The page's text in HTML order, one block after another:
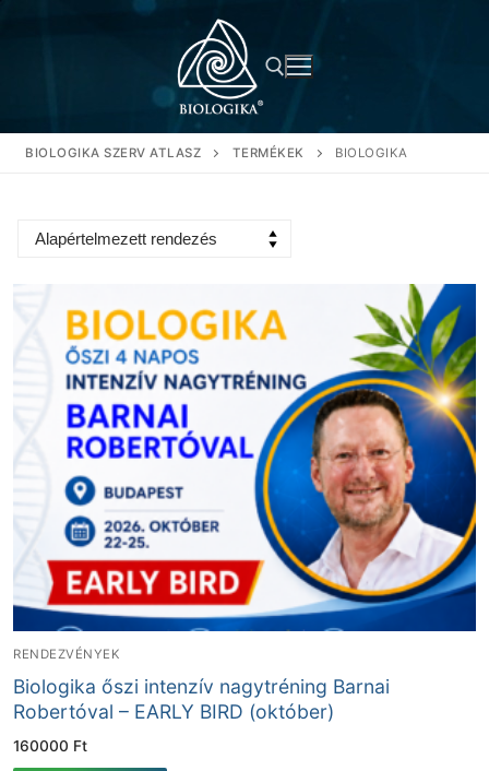
Keresése:
BIOLOGIKA SZERV ATLASZ TERMÉKEK BIOLOGIKA
RENDEZVÉNYEK
Biologika őszi intenzív nagytréning Barnai
Robertóval – EARLY BIRD (október)
160000 Ft